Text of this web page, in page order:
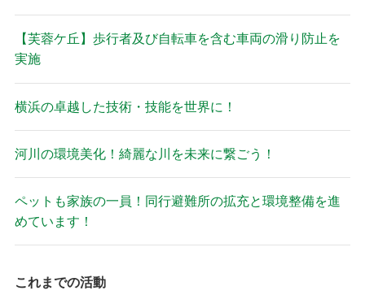
【芙蓉ケ丘】歩行者及び自転車を含む車両の滑り防止を
実施
横浜の卓越した技術・技能を世界に！
河川の環境美化！綺麗な川を未来に繋ごう！
ペットも家族の一員！同行避難所の拡充と環境整備を進
めています！
これまでの活動